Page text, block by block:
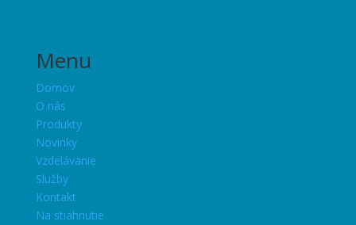
Menu
Domov
O nás
Produkty
Novinky
Vzdelávanie
Služby
Kontakt
Na stiahnutie